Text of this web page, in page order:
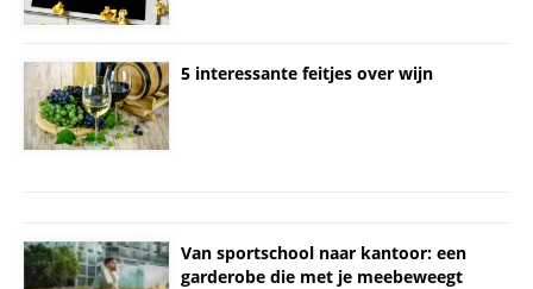
5 interessante feitjes over wijn
Van sportschool naar kantoor: een
garderobe die met je meebeweegt